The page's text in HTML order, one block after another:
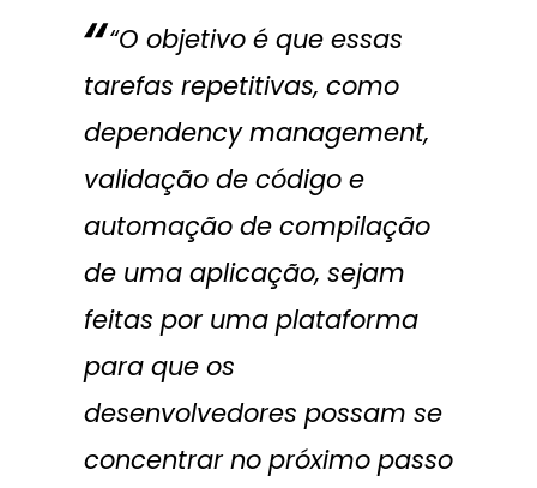
“O objetivo é que essas
tarefas repetitivas, como
dependency management,
validação de código e
automação de compilação
de uma aplicação, sejam
feitas por uma plataforma
para que os
desenvolvedores possam se
concentrar no próximo passo